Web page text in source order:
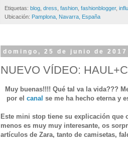
Etiquetas: blog, dress, fashion, fashionblogger,
Ubicación: Pamplona, Navarra, España
domingo, 25 de junio de 2017
NUEVO VÍDEO:
Muy buenas!!!! Qué tal va la vida???
por el canal se me ha hecho eterna y
Este mini stop tiene su explicación que
menos es muy muy interesante, os
artículos de Zara, tanto de camisetas,